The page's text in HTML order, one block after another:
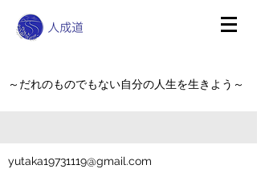
～だれのものでもない自分の人生を生きよう～
yutaka19731119@gmail.com